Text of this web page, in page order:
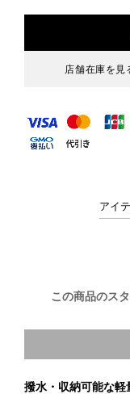
店舗在庫を見
アイ
この商品のス
撥水・収納可能な軽